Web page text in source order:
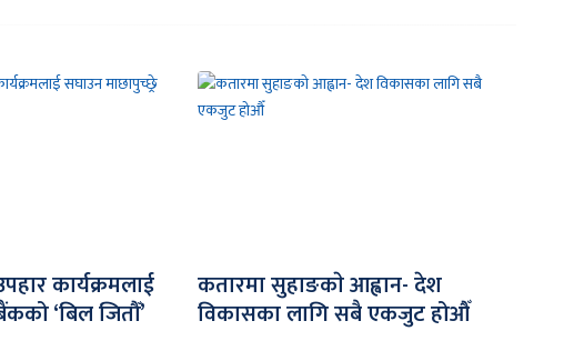
कार्यक्रमलाई
‘बिल जितौँ’
कतारमा सुहाङकाे आह्वान- देश
विकासका लागि सबै एकजुट होऔँ